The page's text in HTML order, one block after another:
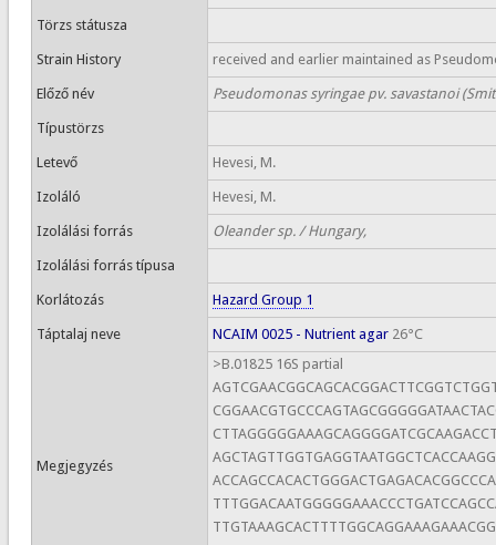
Törzs státusza
Strain History received and earlier maintained as
Előző név Pseudomonas syringae pv. savastanoi
Típustörzs
Letevő Hevesi, M.
Izoláló Hevesi, M.
Izolálási forrás Oleander sp. / Hungary,
Izolálási forrás típusa
Korlátozás Hazard Group 1
Táptalaj neve NCAIM 0025 - Nutrient agar26°C
Megjegyzés
>B.01825 16S partial